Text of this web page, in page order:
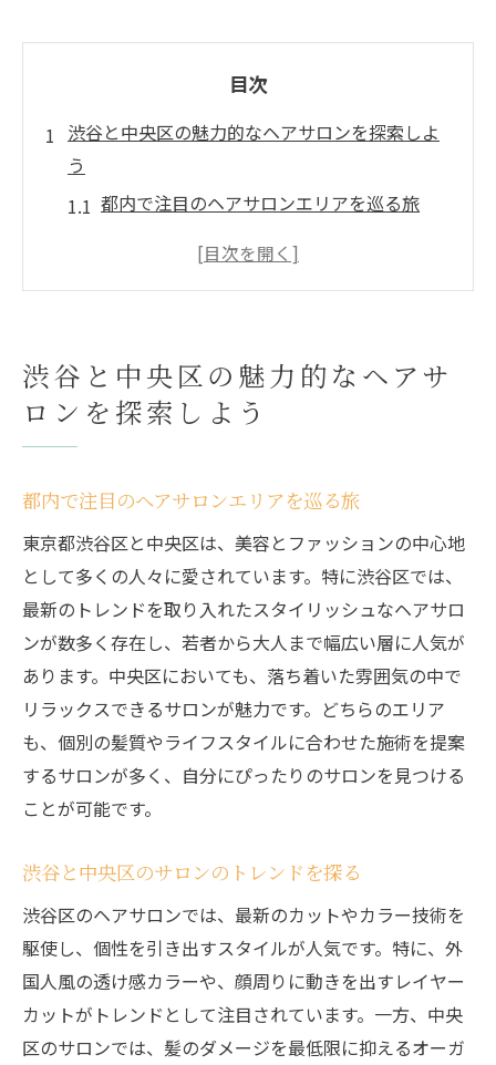
目次
渋谷と中央区の魅力的なヘアサロンを探索しよ
う
都内で注目のヘアサロンエリアを巡る旅
渋谷と中央区のサロンのトレンドを探る
おしゃれな街で見つける理想のサロン
トレンドに敏感なスタイリストが集まる渋谷の
渋谷で人気のスタイリストの秘密
トレンドを取り入れた最新ヘアスタイル
スタイリストによる個別カウンセリングの
重要性
流行の最前線を行くサロン体験
渋谷で見つかるクリエイティブなスタイリ
スト
最新トレンドが楽しめるサロンの選び方
個々の髪質に合わせた施術が光る中央区のヘア
サロン
中央区のサロンが提供するパーソナルケア
髪質診断で見つける最適なスタイル
オーダーメイド施術の魅力と効果
中央区で体験する上質なケア
髪質対応メニューが充実したサロン
あなたの髪を知り尽くすプロの技
渋谷と中央区の魅力的なヘアサ
ロンを探索しよう
都内で注目のヘアサロンエリアを巡る旅
東京都渋谷区と中央区は、美容とファッションの中心地
として多くの人々に愛されています。特に渋谷区では、
最新のトレンドを取り入れたスタイリッシュなヘアサロ
ンが数多く存在し、若者から大人まで幅広い層に人気が
あります。中央区においても、落ち着いた雰囲気の中で
リラックスできるサロンが魅力です。どちらのエリア
も、個別の髪質やライフスタイルに合わせた施術を提案
するサロンが多く、自分にぴったりのサロンを見つける
ことが可能です。
渋谷と中央区のサロンのトレンドを探る
渋谷区のヘアサロンでは、最新のカットやカラー技術を
駆使し、個性を引き出すスタイルが人気です。特に、外
国人風の透け感カラーや、顔周りに動きを出すレイヤー
カットがトレンドとして注目されています。一方、中央
区のサロンでは、髪のダメージを最低限に抑えるオーガ